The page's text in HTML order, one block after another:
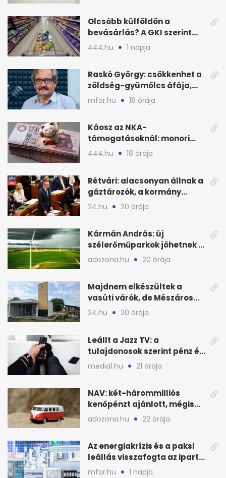
Olcsóbb külföldön a
bevásárlás? A GKI szerint
zárkózott a magyar árszint
444.hu 1 napja
Raskó György: csökkenhet a
zöldség-gyümölcs áfája,
bajban a kukorica
mfor.hu 18 órája
Káosz az NKA-
támogatásoknál: monori
civilek elszámolásai és
444.hu 18 órája
Rétvári: alacsonyan állnak a
gáztározók, a kormány
válságról válságra jut
24.hu 20 órája
Kármán András: új
szélerőműparkok jöhetnek a
kormányülés döntése
adozona.hu 20 órája
Majdnem elkészültek a
vasúti várók, de Mészáros
bizalmasa leromboltatja
24.hu 20 órája
Leállt a Jazz TV: a
tulajdonosok szerint pénz és
szabályok döntöttek
media1.hu 21 órája
NAV: két-hárommilliós
kenőpénzt ajánlott, mégis
lefoglalták a hamis árut
adozona.hu 22 órája
Az energiakrízis és a paksi
leállás visszafogta az ipart,
nyáron kisebb a kár
mfor.hu 1 napja